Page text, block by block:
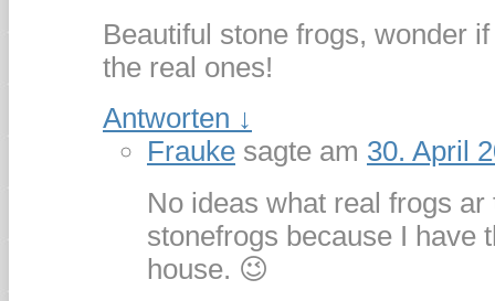
Beautiful stone frogs, wonder
the real ones!
Antworten ↓
Frauke sagte am 30. April
No ideas what real frogs
stonefrogs because I have
house. 😉